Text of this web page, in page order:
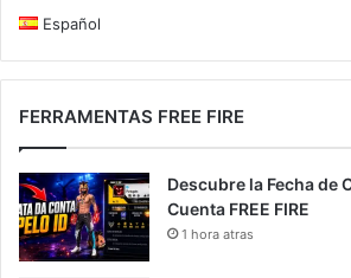
Español
FERRAMENTAS FREE FIRE
Descubre la Fecha de
Cuenta FREE FIRE
1 hora atras